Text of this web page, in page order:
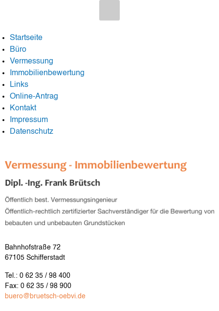
Startseite
Büro
Vermessung
Immobilienbewertung
Links
Online-Antrag
Kontakt
Impressum
Datenschutz
Bahnhofstraße 72
67105 Schifferstadt
Tel.: 0 62 35 / 98 400
Fax: 0 62 35 / 98 900
buero@bruetsch-oebvi.de